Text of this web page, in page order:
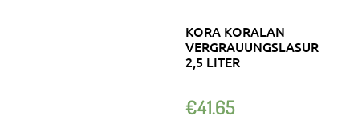
KORA KORALAN
VERGRAUUNGSLASUR
2,5 LITER
€41.65